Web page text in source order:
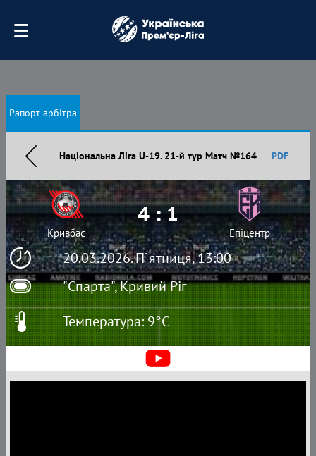
Рапорт арбітра
Національна Ліга U-19. 21-й тур Матч №164 PDF
20.03.2026. П`ятниця, 13:00
"Спарта", Кривий Ріг
Кривбас
4 : 1
Епіцентр
Температура: 9°C